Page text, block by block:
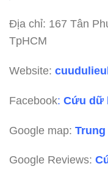
Địa chỉ: 167 Tân
TpHCM
Website:
Facebook: Cứu dữ
Google map:
Google Reviews: